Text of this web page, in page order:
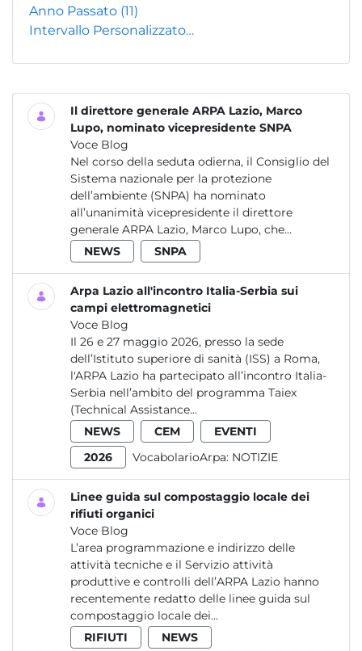
Anno Passato (11)
Intervallo Personalizzato…
Il direttore generale ARPA Lazio, Marco
Lupo, nominato vicepresidente SNPA
Voce Blog
Nel corso della seduta odierna, il Consiglio del
Sistema nazionale per la protezione
dell’ambiente (SNPA) ha nominato
all’unanimità vicepresidente il direttore
generale ARPA Lazio, Marco Lupo, che...
NEWS
SNPA
Arpa Lazio all'incontro Italia-Serbia sui
campi elettromagnetici
Voce Blog
Il 26 e 27 maggio 2026, presso la sede
dell’Istituto superiore di sanità (ISS) a Roma,
l'ARPA Lazio ha partecipato all’incontro Italia-
Serbia nell’ambito del programma Taiex
(Technical Assistance...
NEWS
CEM
EVENTI
2026
VocabolarioArpa: NOTIZIE
Linee guida sul compostaggio locale dei
rifiuti organici
Voce Blog
L’area programmazione e indirizzo delle
attività tecniche e il Servizio attività
produttive e controlli dell’ARPA Lazio hanno
recentemente redatto delle linee guida sul
compostaggio locale dei...
RIFIUTI
NEWS